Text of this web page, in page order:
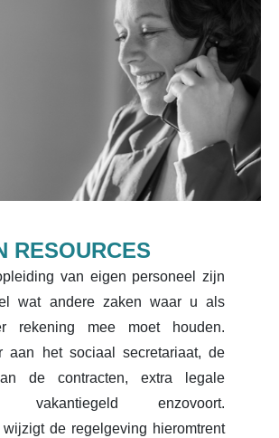
RESOURCES
van eigen personeel zijn
wat andere zaken waar u als
rekening mee moet houden.
aan het sociaal secretariaat, de
de contracten, extra legale
vakantiegeld enzovoort.
wijzigt de regelgeving hieromtrent